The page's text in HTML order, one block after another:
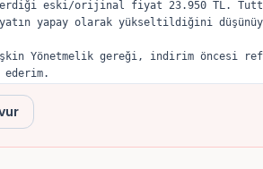
eski/orijinal fiyat 23.950 TL.
yapay olarak yükseltildiğini
Yönetmelik gereği, indirim öncesi